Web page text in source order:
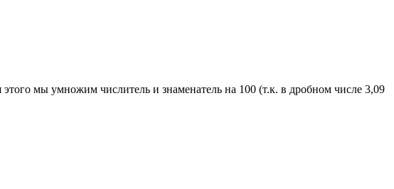
мы умножим числитель и знаменатель на 100 (т.к. в дробном числе 3,09